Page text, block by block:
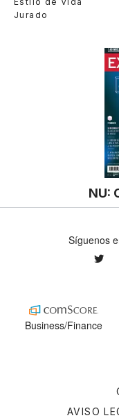
Jurado
NU:
AVISO
Síguenos
Business/Finance